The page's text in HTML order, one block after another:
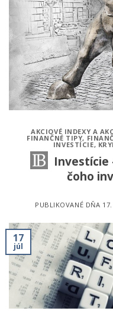
AKCIOVÉ INDEXY A
FINANČNÉ TIPY,
INVESTÍCIE,
Investície
čoho
PUBLIKOVANÉ DŇA
17
júl